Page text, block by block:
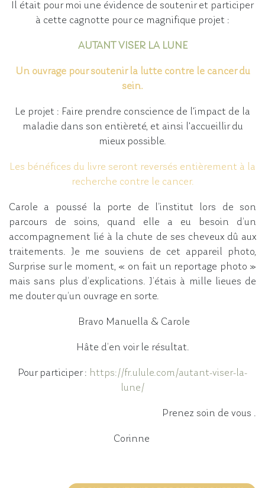
Il était pour moi une évidence de soutenir et participer
à cette cagnotte pour ce magnifique projet :
AUTANT VISER LA LUNE
Un ouvrage pour soutenir la lutte contre le cancer du
sein.
Le projet : Faire prendre conscience de l'impact de la
maladie dans son entièreté, et ainsi l'accueillir du
mieux possible.
Les bénéfices du livre seront reversés entièrement à la
recherche contre le cancer.
Carole a poussé la porte de l’institut lors de son
parcours de soins, quand elle a eu besoin d’un
accompagnement lié à la chute de ses cheveux dû aux
traitements. Je me souviens de cet appareil photo,
Surprise sur le moment, « on fait un reportage photo »
mais sans plus d’explications. J’étais à mille lieues de
me douter qu’un ouvrage en sorte.
Bravo Manuella & Carole
Hâte d’en voir le résultat.
Pour participer : https://fr.ulule.com/autant-viser-la-
lune/
Prenez soin de vous .
Corinne